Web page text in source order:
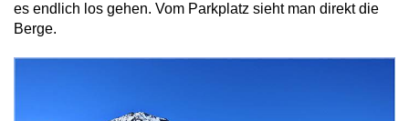
es endlich los gehen. Vom Parkplatz sieht man direkt die
Berge.